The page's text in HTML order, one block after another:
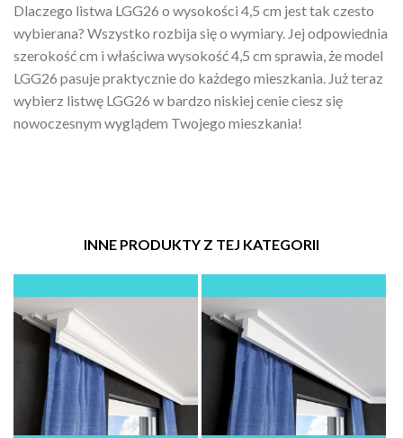
Dlaczego listwa LGG26 o wysokości 4,5 cm jest tak czesto
wybierana? Wszystko rozbija się o wymiary. Jej odpowiednia
szerokość cm i właściwa wysokość 4,5 cm sprawia, że model
LGG26 pasuje praktycznie do każdego mieszkania. Już teraz
wybierz listwę LGG26 w bardzo niskiej cenie ciesz się
nowoczesnym wyglądem Twojego mieszkania!
INNE PRODUKTY Z TEJ KATEGORII